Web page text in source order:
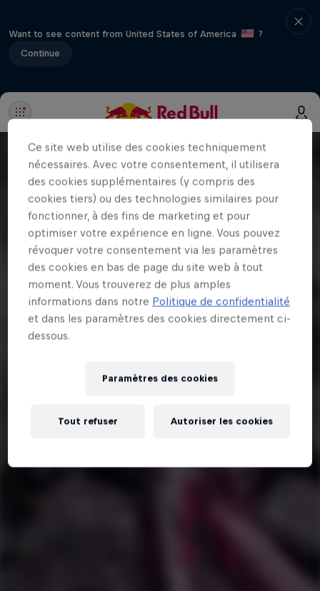
Want to see content from United States of America
?
Continue
Ce site web utilise des cookies techniquement
nécessaires. Avec votre consentement, il utilisera
des cookies supplémentaires (y compris des
cookies tiers) ou des technologies similaires pour
fonctionner, à des fins de marketing et pour
optimiser votre expérience en ligne. Vous pouvez
révoquer votre consentement via les paramètres
des cookies en bas de page du site web à tout
moment. Vous trouverez de plus amples
informations dans notre Politique de confidentialité
et dans les paramètres des cookies directement ci-
dessous.
Paramètres des cookies
Tout refuser Autoriser les cookies